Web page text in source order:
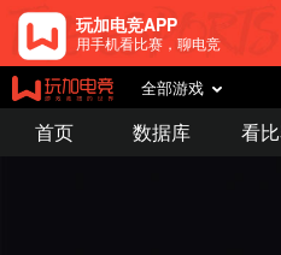
玩加电竞APP
用手机看比赛，聊电竞
全部游戏
首页 数据库 看